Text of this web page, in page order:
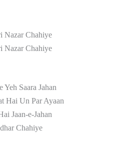
Nazar Chahiye
Nazar Chahiye
Saara Jahan
Hai Un Par Ayaan
Jaan-e-Jahan
Chahiye